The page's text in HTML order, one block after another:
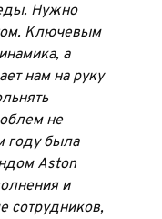
Нужно
Ключевым
а
нам на руку
не
году была
Aston
и
сотрудников,